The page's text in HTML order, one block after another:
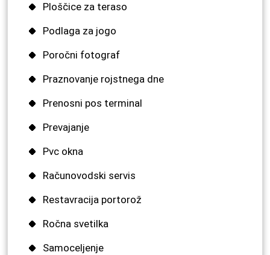
Ploščice za teraso
Podlaga za jogo
Poročni fotograf
Praznovanje rojstnega dne
Prenosni pos terminal
Prevajanje
Pvc okna
Računovodski servis
Restavracija portorož
Ročna svetilka
Samoceljenje